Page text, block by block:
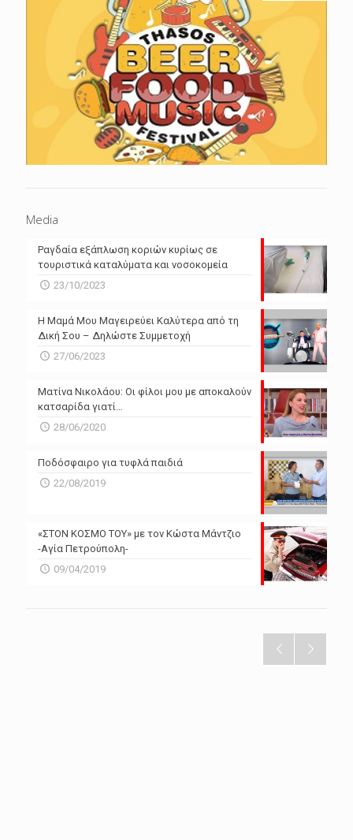
Media
Ραγδαία εξάπλωση κοριών κυρίως σε
τουριστικά καταλύματα και νοσοκομεία
23/10/2023
Η Μαμά Μου Μαγειρεύει Καλύτερα από τη
Δική Σου – Δηλώστε Συμμετοχή
27/06/2023
Ματίνα Νικολάου: Οι φίλοι μου με αποκαλούν
κατσαρίδα γιατί…
28/06/2020
Ποδόσφαιρο για τυφλά παιδιά
22/08/2019
«ΣΤΟΝ ΚΟΣΜΟ ΤΟΥ» με τον Κώστα Μάντζιο
-Αγία Πετρούπολη-
09/04/2019